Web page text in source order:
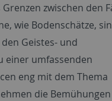
zwischen den
wie Bodenschätze,
Geistes- und
einer umfassenden
eng mit dem Thema
die